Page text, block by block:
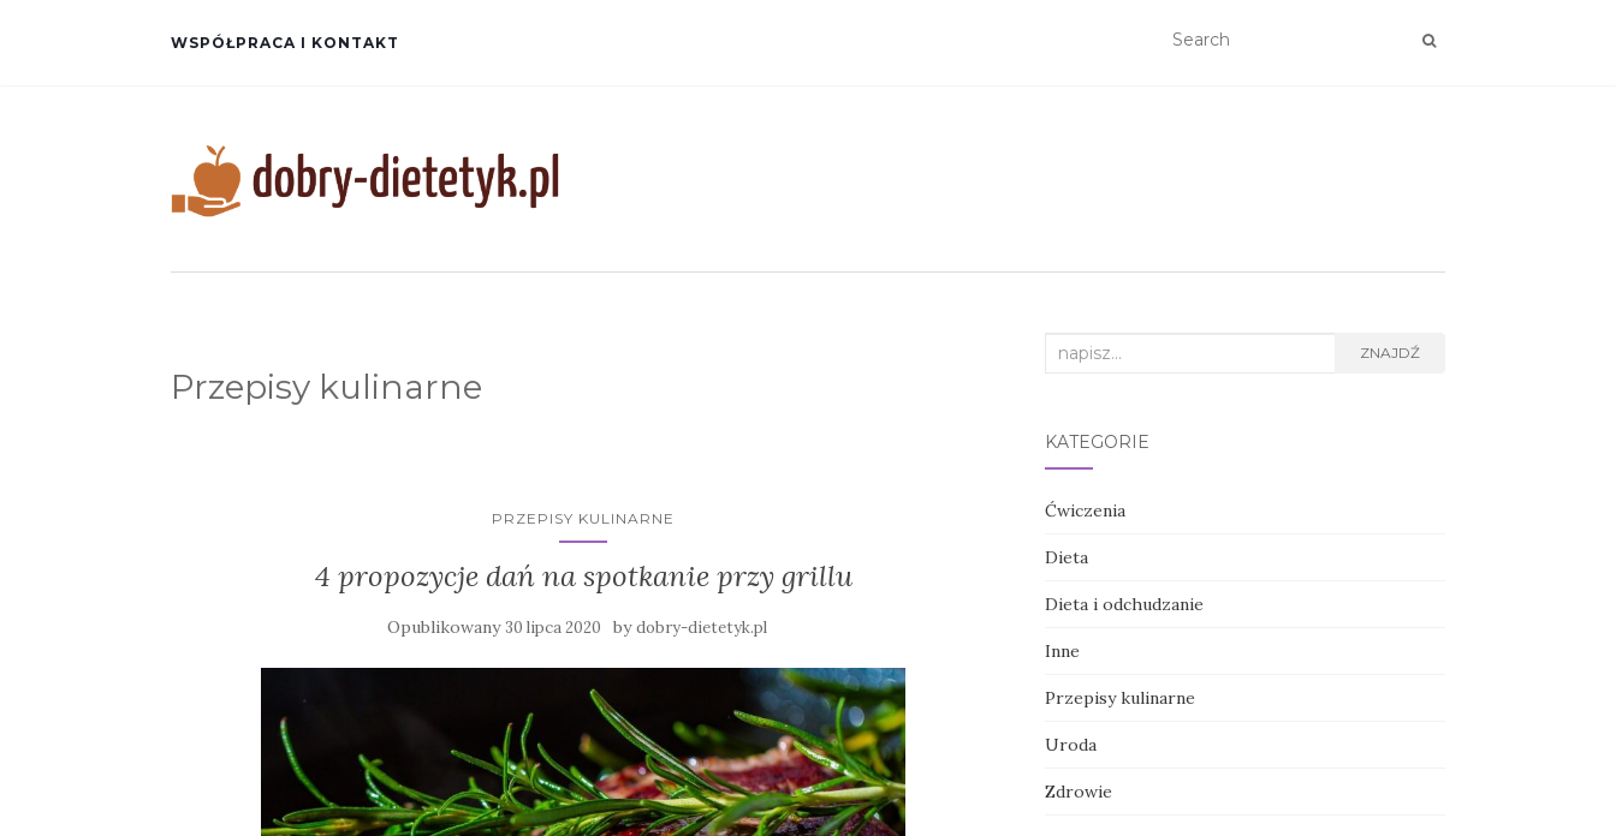
WSPÓŁPRACA I KONTAKT
Przepisy kulinarne
PRZEPISY KULINARNE
4 propozycje dań na spotkanie przy grillu
Opublikowany 30 lipca 2020 bydobry-dietetyk.pl
Search
ZNAJDŹ
KATEGORIE
Ćwiczenia
Dieta
Dieta i odchudzanie
Inne
Przepisy kulinarne
Uroda
Zdrowie